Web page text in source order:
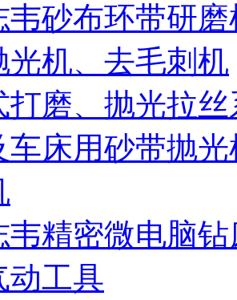
韦砂布环带研磨
光机、去毛刺机
打磨、抛光拉丝
车床用砂带抛光
韦精密微电脑钻
动工具